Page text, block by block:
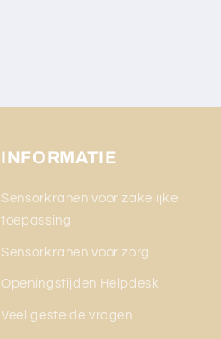
INFORMATIE
Sensorkranen voor zakelijke
toepassing
Sensorkranen voor zorg
Openingstijden Helpdesk
Veel gestelde vragen